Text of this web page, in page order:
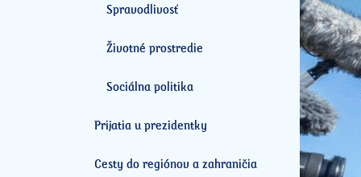
Spravodlivosť
Životné prostredie
Sociálna politika
Prijatia u prezidentky
Cesty do regiónov a zahraničia